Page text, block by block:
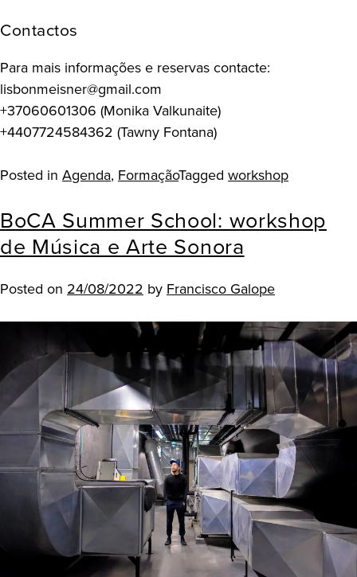
Contactos
Para mais informações e reservas contacte:
lisbonmeisner@gmail.com
+37060601306 (Monika Valkunaite)
+4407724584362 (Tawny Fontana)
Posted in Agenda, FormaçãoTagged workshop
BoCA Summer School: workshop
de Música e Arte Sonora
Posted on 24/08/2022 by Francisco Galope